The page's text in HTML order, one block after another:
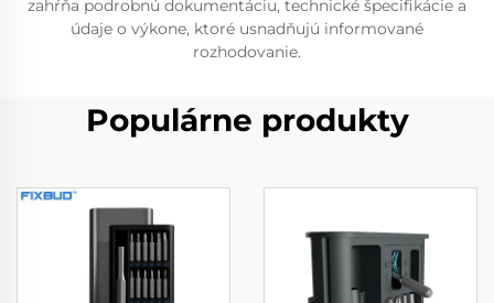
zahŕňa podrobnú dokumentáciu, technické špecifikácie a
údaje o výkone, ktoré usnadňujú informované
rozhodovanie.
Populárne produkty